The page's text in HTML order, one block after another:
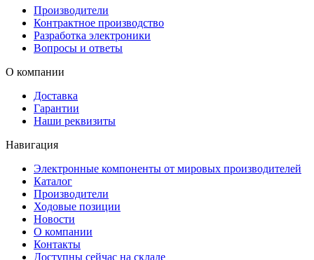
Производители
Контрактное производство
Разработка электроники
Вопросы и ответы
О компании
Доставка
Гарантии
Наши реквизиты
Навигация
Электронные компоненты от мировых производителей
Каталог
Производители
Ходовые позиции
Новости
О компании
Контакты
Доступны сейчас на складе